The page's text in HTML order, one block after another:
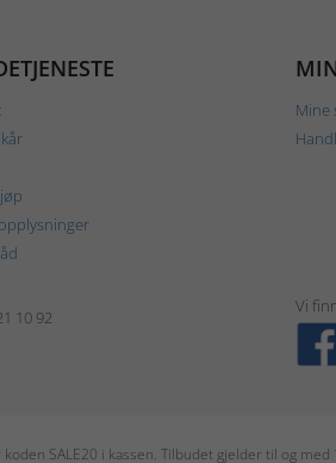
Mine
10 92
Vi
SALE20 i kassen. Tilbudet gjelder til og